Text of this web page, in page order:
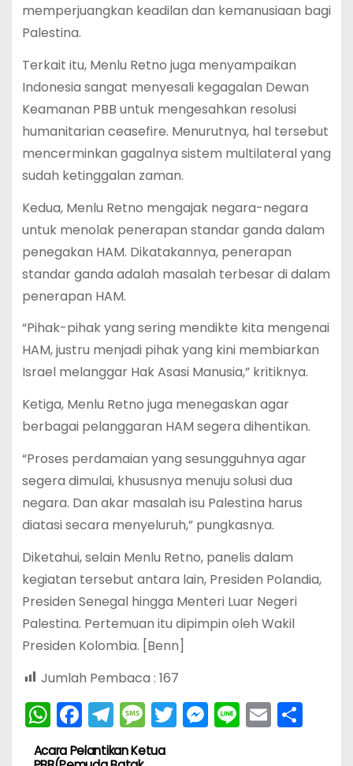
memperjuangkan keadilan dan kemanusiaan bagi
Palestina.
Terkait itu, Menlu Retno juga menyampaikan
Indonesia sangat menyesali kegagalan Dewan
Keamanan PBB untuk mengesahkan resolusi
humanitarian ceasefire. Menurutnya, hal tersebut
mencerminkan gagalnya sistem multilateral yang
sudah ketinggalan zaman.
Kedua, Menlu Retno mengajak negara-negara
untuk menolak penerapan standar ganda dalam
penegakan HAM. Dikatakannya, penerapan
standar ganda adalah masalah terbesar di dalam
penerapan HAM.
“Pihak-pihak yang sering mendikte kita mengenai
HAM, justru menjadi pihak yang kini membiarkan
Israel melanggar Hak Asasi Manusia,” kritiknya.
Ketiga, Menlu Retno juga menegaskan agar
berbagai pelanggaran HAM segera dihentikan.
“Proses perdamaian yang sesungguhnya agar
segera dimulai, khususnya menuju solusi dua
negara. Dan akar masalah isu Palestina harus
diatasi secara menyeluruh,” pungkasnya.
Diketahui, selain Menlu Retno, panelis dalam
kegiatan tersebut antara lain, Presiden Polandia,
Presiden Senegal hingga Menteri Luar Negeri
Palestina. Pertemuan itu dipimpin oleh Wakil
Presiden Kolombia. [Benn]
Jumlah Pembaca : 167
W
h
F
a
T
el
M
e
T
w
M
e
Li
n
E
m
S
N
Acara Pelantikan Ketua